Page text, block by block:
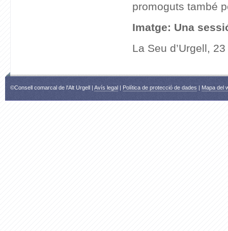
promoguts també
Imatge: Una
La Seu d’Urgell,
©Consell comarcal de l'Alt Urgell | Avís legal | Política de protecció de dades | Mapa del